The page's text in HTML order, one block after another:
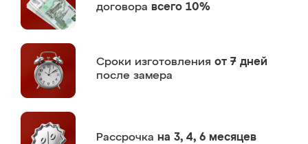
договора всего 10%
Сроки изготовления от 7 дней
после замера
Рассрочка на 3, 4, 6 месяцев